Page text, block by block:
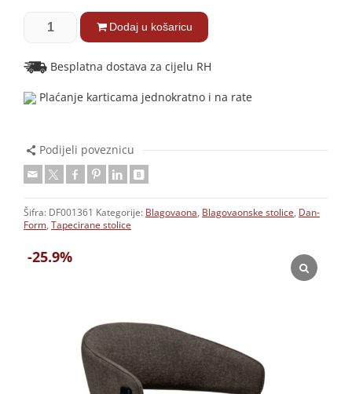
-25.9%
Dodaj u košaricu
Besplatna dostava za cijelu RH
Plaćanje karticama jednokratno i na rate
Podijeli poveznicu
Šifra: DF001361 Kategorije: Blagovaona, Blagovaonske stolice, Dan-
Form, Tapecirane stolice